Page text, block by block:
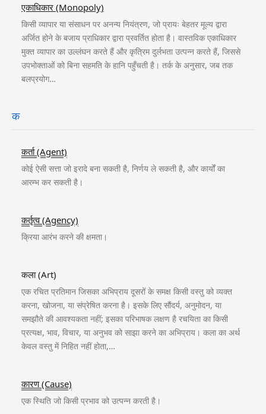
एकाधिकार (Monopoly)
किसी व्यापार या संसाधन पर अनन्य नियंत्रण, जो प्रायः बेहतर मूल्य द्वारा
अर्जित होने के बजाय प्राधिकार द्वारा प्रवर्तित होता है। वास्तविक एकाधिकार
मुक्त व्यापार का उल्लंघन करते हैं और कृत्रिम दुर्लभता उत्पन्न करते हैं, जिससे
उपभोक्ताओं को बिना सहमति के हानि पहुँचती है। तर्क के अनुसार, जब तक
बलप्रयोग…
क
कर्ता (Agent)
कोई ऐसी सत्ता जो इरादे बना सकती है, निर्णय ले सकती है, और कार्यों का
आरम्भ कर सकती है।
कर्तृत्व (Agency)
क्रिया आरंभ करने की क्षमता।
कला (Art)
एक रचित प्रतिमान जिसका अभिप्राय दूसरों के समक्ष किसी वस्तु को व्यक्त
करना, खोजना, या संप्रेषित करना है। इसके लिए सौंदर्य, अनुमोदन, या
समझौते की आवश्यकता नहीं; इसका परिभाषक लक्षण है रचयिता का किसी
प्रत्यक्ष, भाव, विचार, या अनुभव को साझा करने का अभिप्राय। कला का अर्थ
केवल वस्तु में निहित नहीं होता,…
कारण (Cause)
एक स्थिति जो किसी प्रभाव को उत्पन्न करती है।